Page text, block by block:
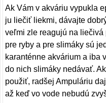
Ak Vám v akváriu vypukla
ju liečiť liekmi, dávajte
veľmi zle reagujú na liečivá
pre ryby a pre slimáky sú
karanténne akvárium a iba
do nich slimáky nedávať.
použiť, radšej Ampuláriu
až keď vo vode nebudú